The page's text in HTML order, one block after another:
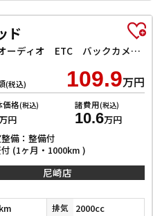
ド
EX ハイブリッド ディスプレイオーディオ ETC バックカメラ オートクルーズコントロール レーンアシスト 衝突被害軽減システム オートライト LEDヘッドランプ パワーシート アイドリングストップ
(税込) 109.9万円
価格(税込)
万円
諸費用(税込)
10.6万円
備：整備付
(1ヶ月・1000km )
尼崎店
排気 2000cc